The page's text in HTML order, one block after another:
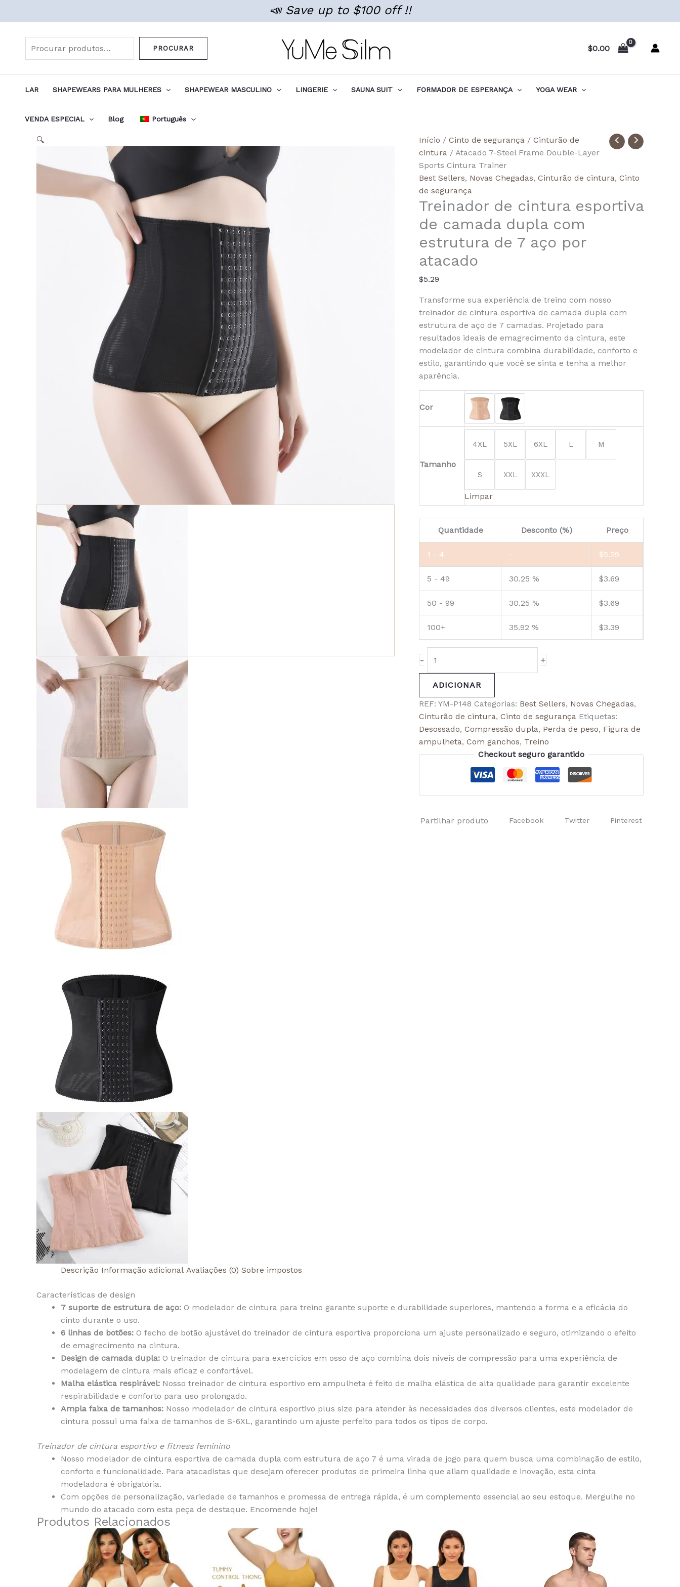
📣 Save up to $100 off !!
PROCURAR $0.00
LAR SHAPEWEARS PARA MULHERES SHAPEWEAR MASCULINO LINGERIE SAUNA SUIT FORMADOR DE ESPERANÇA YOGA WEAR
VENDA ESPECIAL Blog Português
🔍 Início / Cinto de segurança / Cinturão de
cintura / Atacado 7-Steel Frame Double-Layer
Sports Cintura Trainer
Best Sellers, Novas Chegadas, Cinturão de cintura, Cinto
de segurança
Treinador de cintura esportiva
de camada dupla com
estrutura de 7 aço por
atacado
$5.29
Transforme sua experiência de treino com nosso
treinador de cintura esportiva de camada dupla com
estrutura de aço de 7 camadas. Projetado para
resultados ideais de emagrecimento da cintura, este
modelador de cintura combina durabilidade, conforto e
estilo, garantindo que você se sinta e tenha a melhor
aparência.
Cor
Tamanho
4XL 5XL 6XL L M
S XXL XXXL
Limpar
Quantidade Desconto (%) Preço
1 - 4 - $5.29
5 - 49 30.25 % $3.69
50 - 99 30.25 % $3.69
100+ 35.92 % $3.39
-
Quantidade
de
Wholesale
7-
Steel
Frame
Layer
Sports
Trainer
+
ADICIONAR
REF: YM-P148 Categorias: Best Sellers, Novas Chegadas,
Cinturão de cintura, Cinto de segurança Etiquetas:
Desossado, Compressão dupla, Perda de peso, Figura de
ampulheta, Com ganchos, Treino
Checkout seguro garantido
Partilhar produto Facebook Twitter Pinterest
Descrição Informação adicional Avaliações (0) Sobre impostos
Características de design
7 suporte de estrutura de aço: O modelador de cintura para treino garante suporte e durabilidade superiores, mantendo a forma e a eficácia do
cinto durante o uso.
6 linhas de botões: O fecho de botão ajustável do treinador de cintura esportiva proporciona um ajuste personalizado e seguro, otimizando o efeito
de emagrecimento na cintura.
Design de camada dupla: O treinador de cintura para exercícios em osso de aço combina dois níveis de compressão para uma experiência de
modelagem de cintura mais eficaz e confortável.
Malha elástica respirável: Nosso treinador de cintura esportivo em ampulheta é feito de malha elástica de alta qualidade para garantir excelente
respirabilidade e conforto para uso prolongado.
Ampla faixa de tamanhos: Nosso modelador de cintura esportivo plus size para atender às necessidades dos diversos clientes, este modelador de
cintura possui uma faixa de tamanhos de S-6XL, garantindo um ajuste perfeito para todos os tipos de corpo.
Treinador de cintura esportivo e fitness feminino
Nosso modelador de cintura esportiva de camada dupla com estrutura de aço 7 é uma virada de jogo para quem busca uma combinação de estilo,
conforto e funcionalidade. Para atacadistas que desejam oferecer produtos de primeira linha que aliam qualidade e inovação, esta cinta
modeladora é obrigatória.
Com opções de personalização, variedade de tamanhos e promessa de entrega rápida, é um complemento essencial ao seu estoque. Mergulhe no
mundo do atacado com esta peça de destaque. Encomende hoje!
Produtos Relacionados
multiple
variants.
multiple
variants.
multiple
variants.